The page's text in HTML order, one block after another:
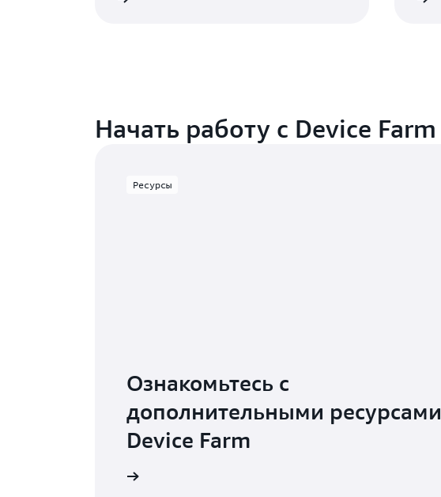
Начать работу с Device Farm
Ресурсы
Ознакомьтесь с
дополнительными ресурсами
Device Farm